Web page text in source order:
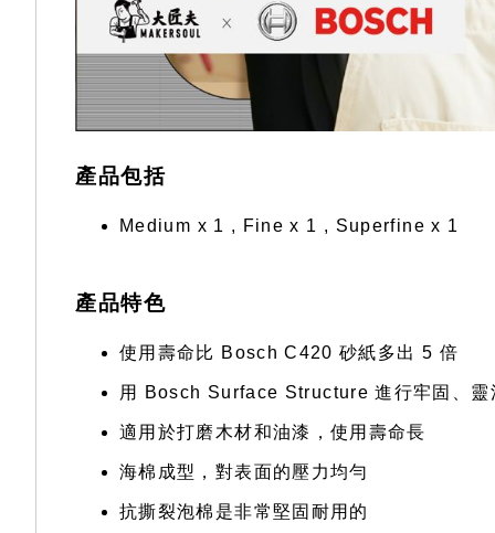
產品包括
Medium x 1 , Fine x 1 , Superfine x 1
產品特色
使用壽命比 Bosch C420 砂紙多出 5 倍
用 Bosch Surface Structure 進行牢固、靈
適用於打磨木材和油漆，使用壽命長
海棉成型，對表面的壓力均勻
抗撕裂泡棉是非常堅固耐用的